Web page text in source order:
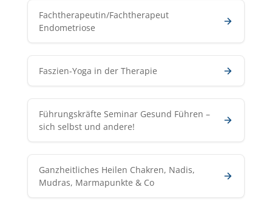
Fachtherapeutin/Fachtherapeut
Endometriose
Faszien-Yoga in der Therapie
Führungskräfte Seminar Gesund Führen –
sich selbst und andere!
Ganzheitliches Heilen Chakren, Nadis,
Mudras, Marmapunkte & Co